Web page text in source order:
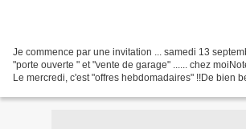
Je commence par une invitation ... samedi 13
"porte ouverte " et "vente de garage" ...... chez
Le mercredi, c'est "offres hebdomadaires" !!De bien